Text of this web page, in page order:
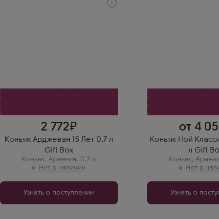
2 772
Коньяк Арджеван 15 Лет 0.7 л
Gift Box
Коньяк,Армения, 0,7 л
Узнать о поступлении
от 4
Коньяк Ной
л Gift
Коньяк,
Вера С.
Узнать о